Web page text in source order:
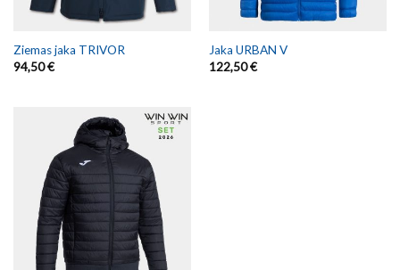
Ziemas jaka TRIVOR
94,50€
Jaka URBAN V
122,50€